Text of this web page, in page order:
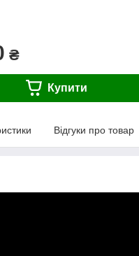
₴
Купити
Відгуки про товар